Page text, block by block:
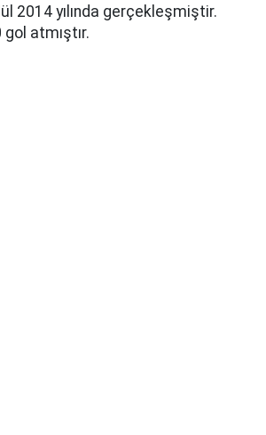
2014 yılında gerçekleşmiştir.
gol atmıştır.